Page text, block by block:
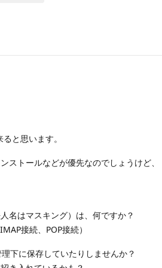
と思います。
ストールなどが優先なのでしょうけど、
名はマスキング）は、何ですか？
接続、POP接続）
下に保存していたりしませんか？